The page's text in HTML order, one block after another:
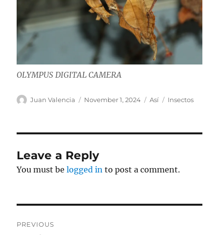
OLYMPUS DIGITAL CAMERA
Author
Juan Valencia
Posted
November 1, 2024 Categories
Así Tags
Insectos
Leave a Reply
You must belogged in to post a comment.
PREVIOUS